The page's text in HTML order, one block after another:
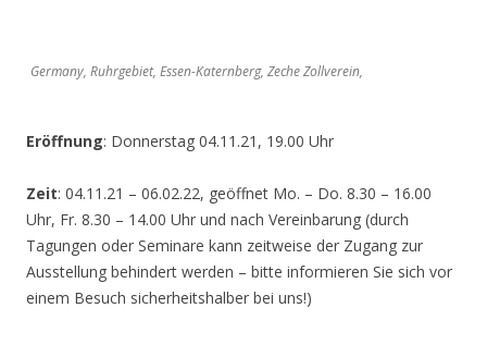
Germany, Ruhrgebiet, Essen-Katernberg, Zeche Zollverein,
Eröffnung: Donnerstag 04.11.21, 19.00 Uhr
Zeit: 04.11.21 – 06.02.22, geöffnet Mo. – Do. 8.30 – 16.00
Uhr, Fr. 8.30 – 14.00 Uhr und nach Vereinbarung (durch
Tagungen oder Seminare kann zeitweise der Zugang zur
Ausstellung behindert werden – bitte informieren Sie sich vor
einem Besuch sicherheitshalber bei uns!)